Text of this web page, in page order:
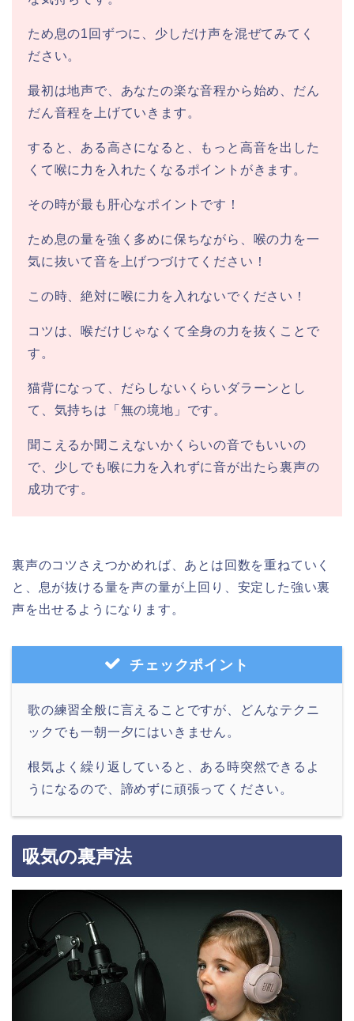
ため息の1回ずつに、少しだけ声を混ぜてみてく
ださい。
最初は地声で、あなたの楽な音程から始め、だん
だん音程を上げていきます。
すると、ある高さになると、もっと高音を出した
くて喉に力を入れたくなるポイントがきます。
その時が最も肝心なポイントです！
ため息の量を強く多めに保ちながら、喉の力を一
気に抜いて音を上げつづけてください！
この時、絶対に喉に力を入れないでください！
コツは、喉だけじゃなくて全身の力を抜くことで
す。
猫背になって、だらしないくらいダラーンとし
て、気持ちは「無の境地」です。
聞こえるか聞こえないかくらいの音でもいいの
で、少しでも喉に力を入れずに音が出たら裏声の
成功です。
裏声のコツさえつかめれば、あとは回数を重ねていく
と、息が抜ける量を声の量が上回り、安定した強い裏
声を出せるようになります。
チェックポイント
歌の練習全般に言えることですが、どんなテクニ
ックでも一朝一夕にはいきません。
根気よく繰り返していると、ある時突然できるよ
うになるので、諦めずに頑張ってください。
吸気の裏声法